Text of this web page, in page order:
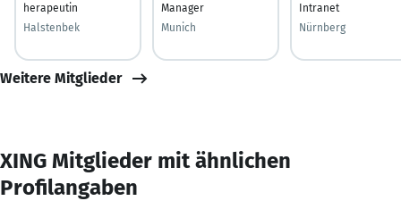
herapeutin
Halstenbek
Manager
Munich
Intranet
Nürnberg
Weitere Mitglieder
XING Mitglieder mit ähnlichen
Profilangaben